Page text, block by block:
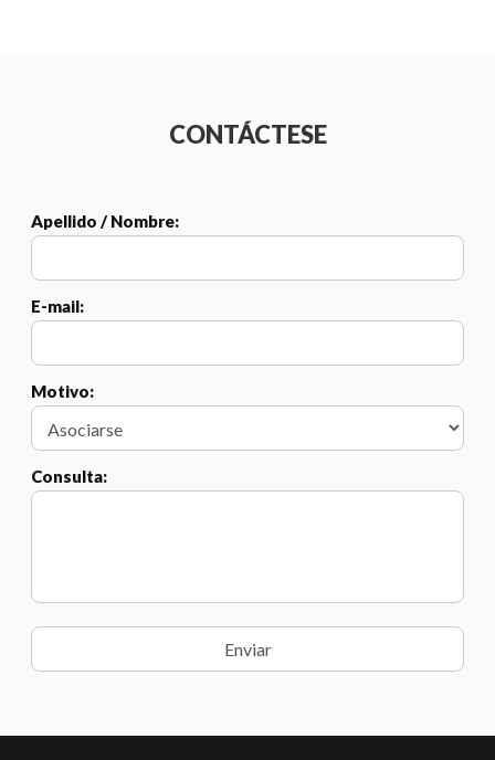
CONTÁCTESE
Apellido / Nombre:
E-mail:
Motivo:
Consulta: